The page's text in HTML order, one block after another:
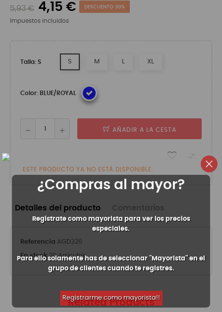
5,93 € 4,15 € DESCUENTO 30%
Impuestos incluidos
Talla: S S M L XL
Color: BLUE/ROYAL
AÑADIR A LA CESTA
ESTE PRODUCTO YA NO ESTÁ DISPONIBLE.
Detalles del producto
Referencia AGD326
En stock 20 Artículos
Related Products
¿Compras al mayor?
Regístrate como mayorista para ver los precios
especiales.
Para ello solamente has de seleccionar "Mayorista" en el
grupo de clientes cuando te registres.
Registrarme como mayorista!!